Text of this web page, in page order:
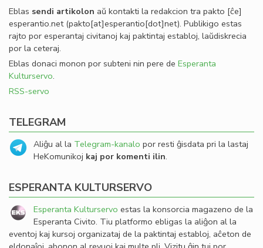
Eblas sendi artikolon aŭ kontakti la redakcion tra pakto [ĉe]
esperantio.net(pakto[at]esperantio[dot]net). Publikigo estas
rajto por esperantaj civitanoj kaj paktintaj establoj, laŭdiskrecia
por la ceteraj.
Eblas donaci monon por subteni nin pere de Esperanta
Kulturservo.
RSS-servo
TELEGRAM
Aliĝu al la Telegram-kanalo por resti ĝisdata pri la lastaj
HeKomunikoj kaj por komenti ilin.
ESPERANTA KULTURSERVO
Esperanta Kulturservo estas la konsorcia magazeno de la
Esperanta Civito. Tiu platformo ebligas la aliĝon al la
eventoj kaj kursoj organizataj de la paktintaj establoj, aĉeton de